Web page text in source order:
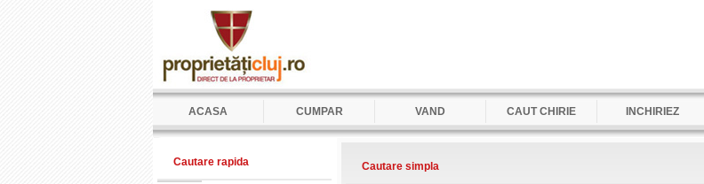
ACASA CUMPAR VAND CAUT CHIRIE INCHIRIEZ
Cautare rapida Cautare simpla